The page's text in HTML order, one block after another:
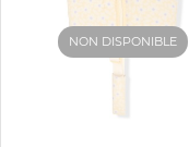
NON DISPONIBLE